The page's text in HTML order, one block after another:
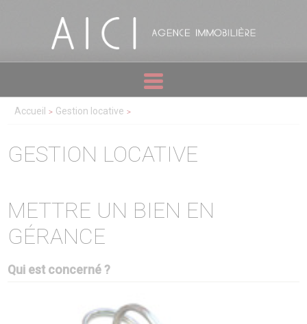
Accueil Gestion locative
GESTION LOCATIVE
METTRE UN BIEN EN
GÉRANCE
Qui est concerné ?